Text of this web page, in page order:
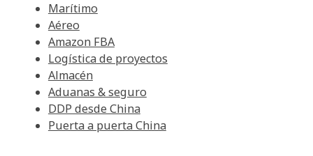
Marítimo
Aéreo
Amazon FBA
Logística de proyectos
Almacén
Aduanas & seguro
DDP desde China
Puerta a puerta China